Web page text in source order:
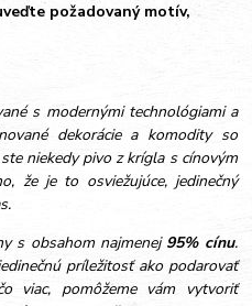
požadovaný motív,
s modernými technológiami a
dekorácie a komodity so
niekedy pivo z krígla s cínovým
že je to osviežujúce, jedinečný
s obsahom najmenej 95% cínu.
príležitosť ako podarovať
viac, pomôžeme vám vytvoriť